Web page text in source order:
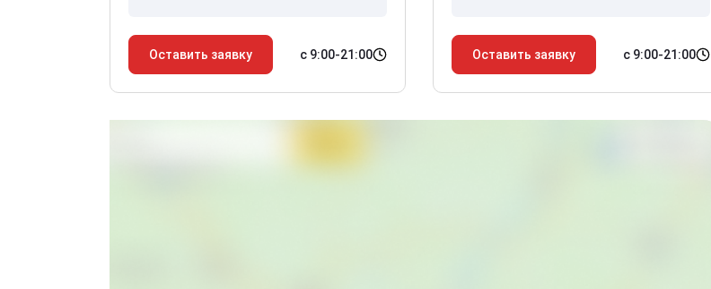
Оставить заявку с 9:00-21:00 Оставить заявку с 9:00-21:00